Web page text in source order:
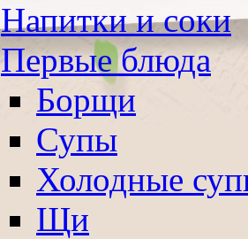
Напитки и соки
Первые блюда
Борщи
Супы
Холодные
Щи